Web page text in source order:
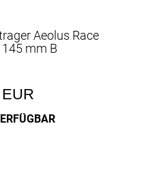
Aeolus Race
mm B